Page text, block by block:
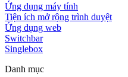
Ứng dụng máy tính
Tiện ích mở rộng trình duyệt
Ứng dụng web
Switchbar
Singlebox
Danh mục